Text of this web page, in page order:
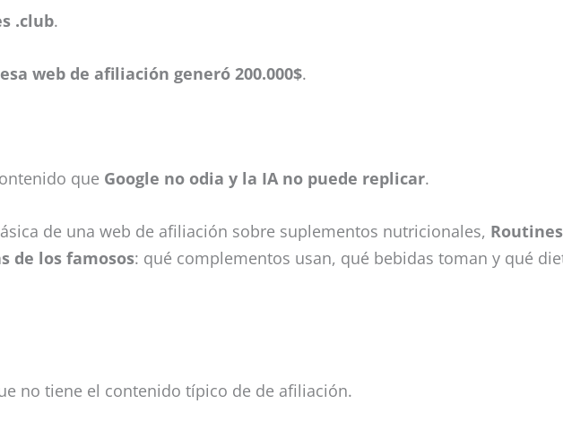
.club.
esa web de afiliación generó 200.000$.
que Google no odia y la IA no puede replicar.
de una web de afiliación sobre suplementos nutricionales, Routines
de los famosos: qué complementos usan, qué bebidas toman y qué
no tiene el contenido típico de de afiliación.